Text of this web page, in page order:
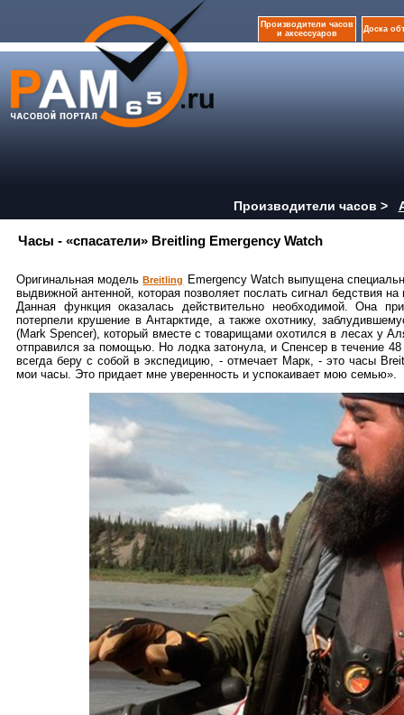
Производители часов
и аксессуаров
Доска
Производители часов >
Часы - «спасатели» Breitling Emergency Watch
Оригинальная модельBreitling
Emergency Watch выпущена
выдвижной антенной, которая позволяет послать сигнал бедствия
Данная функция оказалась действительно необходимой. Она
потерпели крушение в Антарктиде, а также охотнику,
(Mark Spencer), который вместе с товарищами охотился в лесах у
отправился за помощью. Но лодка затонула, и Спенсер в течение
всегда беру с собой в экспедицию, - отмечает Марк, - это часы
мои часы. Это придает мне уверенность и успокаивает мою семью».